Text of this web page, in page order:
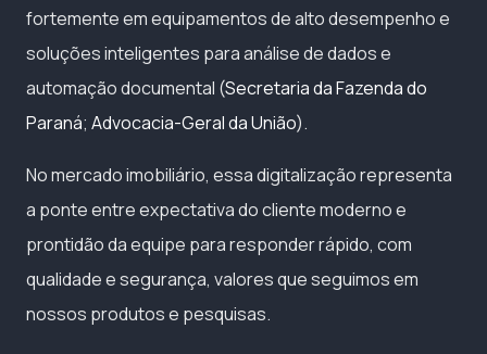
fortemente em equipamentos de alto desempenho e
soluções inteligentes para análise de dados e
automação documental (Secretaria da Fazenda do
Paraná; Advocacia-Geral da União).
No mercado imobiliário, essa digitalização representa
a ponte entre expectativa do cliente moderno e
prontidão da equipe para responder rápido, com
qualidade e segurança, valores que seguimos em
nossos produtos e pesquisas.